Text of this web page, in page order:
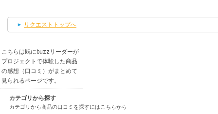
リクエストトップへ
こちらは既にbuzzリーダーが
プロジェクトで体験した商品
の感想（口コミ）がまとめて
見られるページです。
カテゴリから探す
カテゴリから商品の口コミを探すにはこちらから